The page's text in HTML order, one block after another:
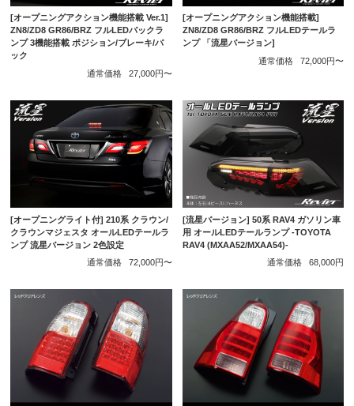
[オープニングアクション機能搭載 Ver.1]
ZN8/ZD8 GR86/BRZ フルLEDバックラ
ンプ 3機能搭載 ポジション/ブレーキ/バ
ック
通常価格
27,000円〜
[オープニングアクション機能搭載]
ZN8/ZD8 GR86/BRZ フルLEDテールラ
ンプ 「流星バージョン]
通常価格
72,000円〜
[オープニングライト付] 210系 クラウン/
クラウンマジェスタ オールLEDテールラ
ンプ 流星バージョン 2色設定
通常価格
72,000円〜
[流星バージョン] 50系 RAV4 ガソリン車
用 オールLEDテールランプ -TOYOTA
RAV4 (MXAA52/MXAA54)-
通常価格
68,000円